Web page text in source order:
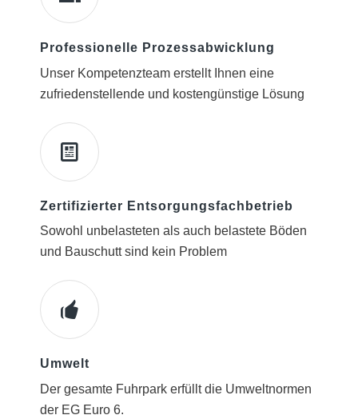
Professionelle Prozessabwicklung
Unser Kompetenzteam erstellt Ihnen eine
zufriedenstellende und kostengünstige Lösung
Zertifizierter Entsorgungsfachbetrieb
Sowohl unbelasteten als auch belastete Böden
und Bauschutt sind kein Problem
Umwelt
Der gesamte Fuhrpark erfüllt die Umweltnormen
der EG Euro 6.